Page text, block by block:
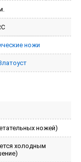
ножи
ножей)
холодным